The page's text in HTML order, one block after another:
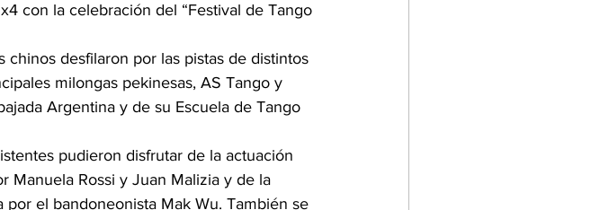
con la celebración del “Festival de Tango
desfilaron por las pistas de distintos
milongas pekinesas, AS Tango y
Argentina y de su Escuela de Tango
pudieron disfrutar de la actuación
Manuela Rossi y Juan Malizia y de la
el bandoneonista Mak Wu. También se